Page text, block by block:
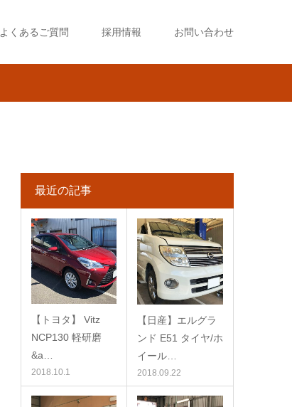
よくあるご質問 採用情報 お問い合わせ
最近の記事
【トヨタ】 Vitz
NCP130 軽研磨
&a…
2018.10.1
【日産】エルグラ
ンド E51 タイヤ/ホ
イール…
2018.09.22